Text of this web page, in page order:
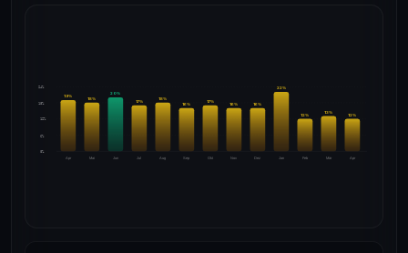
24%
18%
12%
6%
0%
Apr
19%
Mai
18%
Jun
20%
Jul
17%
Aug
18%
Sep
16%
Okt
17%
Nov
16%
Dez
16%
Jan
22%
Feb
12%
Mär
13%
Apr
12%